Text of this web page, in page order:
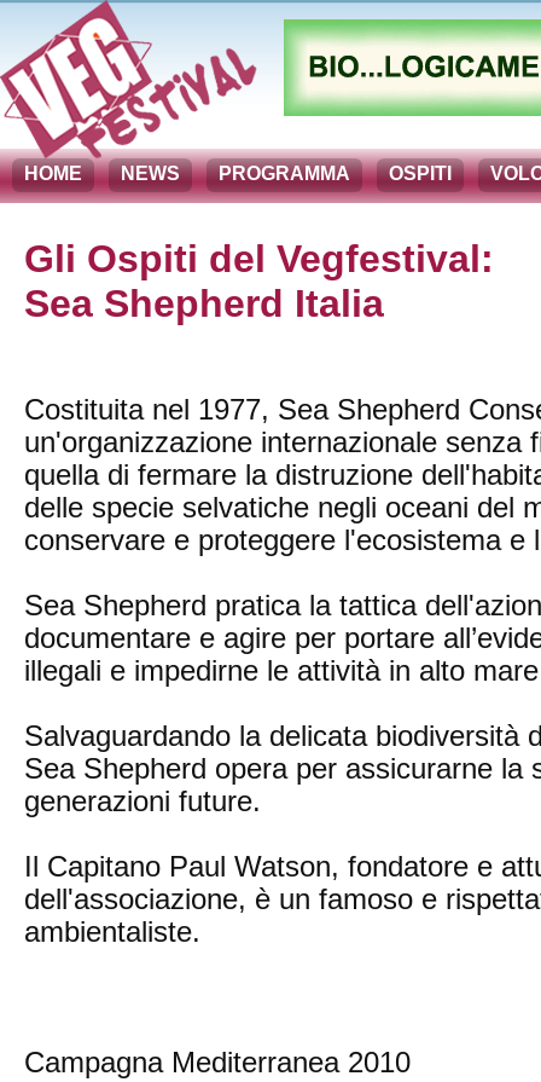
HOME NEWS PROGRAMMA OSPITI
Gli Ospiti del Vegfestival:
Sea Shepherd Italia
Costituita nel 1977, Sea Shepherd
un'organizzazione internazionale senza
quella di fermare la distruzione
delle specie selvatiche negli oceani del
conservare e proteggere l'ecosistema e
Sea Shepherd pratica la tattica
documentare e agire per portare
illegali e impedirne le attività in alto
Salvaguardando la delicata biodiversità
Sea Shepherd opera per assicurarne la
generazioni future.
Il Capitano Paul Watson, fondatore e
dell'associazione, è un famoso e
ambientaliste.
Campagna Mediterranea 2010